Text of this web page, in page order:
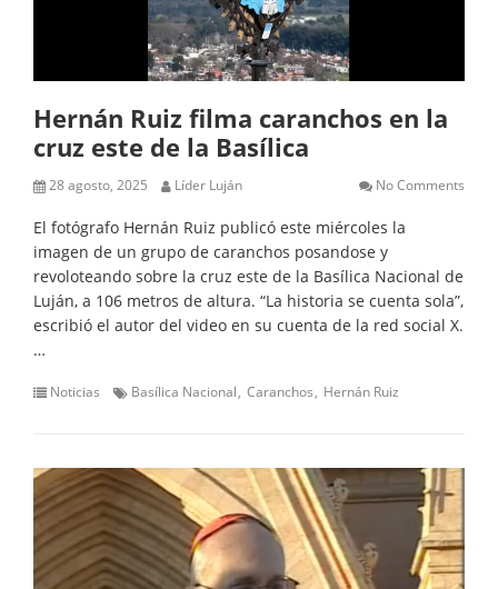
Hernán Ruiz filma caranchos en la
cruz este de la Basílica
28 agosto, 2025 Líder Luján No Comments
El fotógrafo Hernán Ruiz publicó este miércoles la
imagen de un grupo de caranchos posandose y
revoloteando sobre la cruz este de la Basílica Nacional de
Luján, a 106 metros de altura. “La historia se cuenta sola”,
escribió el autor del video en su cuenta de la red social X.
…
Noticias Basílica Nacional Caranchos Hernán Ruiz